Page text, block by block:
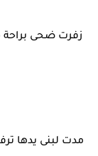
زفرت ضحى براحة
مدت لبنى يدها